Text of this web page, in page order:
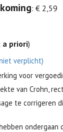
: € 2,59
a priori)
verplicht)
voor
van Crohn,
te corrigeren
ondergaan